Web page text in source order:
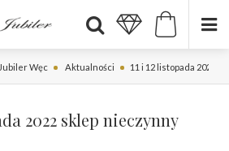
Jubiler Węc Aktualności 11 i 12 listopada 2022
2022 sklep nieczynny